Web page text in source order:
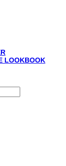
LOOKBOOK